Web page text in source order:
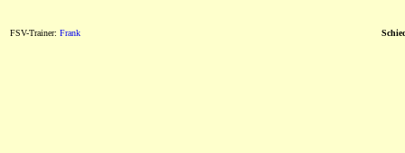
FSV-Trainer: Frank